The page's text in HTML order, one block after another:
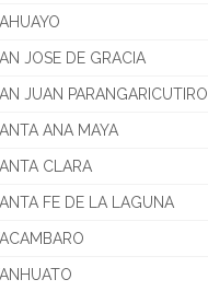
JOSE DE GRACIA
JUAN PARANGARICUTIRO
ANA MAYA
CLARA
FE DE LA LAGUNA